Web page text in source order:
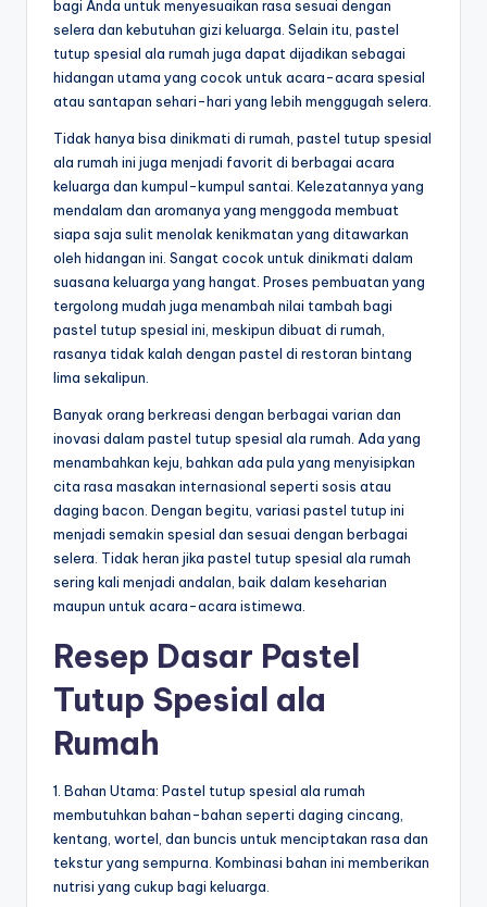
bagi Anda untuk menyesuaikan rasa sesuai dengan
selera dan kebutuhan gizi keluarga. Selain itu, pastel
tutup spesial ala rumah juga dapat dijadikan sebagai
hidangan utama yang cocok untuk acara-acara spesial
atau santapan sehari-hari yang lebih menggugah selera.
Tidak hanya bisa dinikmati di rumah, pastel tutup spesial
ala rumah ini juga menjadi favorit di berbagai acara
keluarga dan kumpul-kumpul santai. Kelezatannya yang
mendalam dan aromanya yang menggoda membuat
siapa saja sulit menolak kenikmatan yang ditawarkan
oleh hidangan ini. Sangat cocok untuk dinikmati dalam
suasana keluarga yang hangat. Proses pembuatan yang
tergolong mudah juga menambah nilai tambah bagi
pastel tutup spesial ini, meskipun dibuat di rumah,
rasanya tidak kalah dengan pastel di restoran bintang
lima sekalipun.
Banyak orang berkreasi dengan berbagai varian dan
inovasi dalam pastel tutup spesial ala rumah. Ada yang
menambahkan keju, bahkan ada pula yang menyisipkan
cita rasa masakan internasional seperti sosis atau
daging bacon. Dengan begitu, variasi pastel tutup ini
menjadi semakin spesial dan sesuai dengan berbagai
selera. Tidak heran jika pastel tutup spesial ala rumah
sering kali menjadi andalan, baik dalam keseharian
maupun untuk acara-acara istimewa.
Resep Dasar Pastel
Tutup Spesial ala
Rumah
1. Bahan Utama: Pastel tutup spesial ala rumah
membutuhkan bahan-bahan seperti daging cincang,
kentang, wortel, dan buncis untuk menciptakan rasa dan
tekstur yang sempurna. Kombinasi bahan ini memberikan
nutrisi yang cukup bagi keluarga.